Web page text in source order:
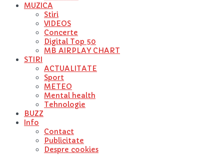
MUZICA
Stiri
VIDEOS
Concerte
Digital Top 50
MB AIRPLAY CHART
STIRI
ACTUALITATE
Sport
METEO
Mental health
Tehnologie
BUZZ
Info
Contact
Publicitate
Despre cookies